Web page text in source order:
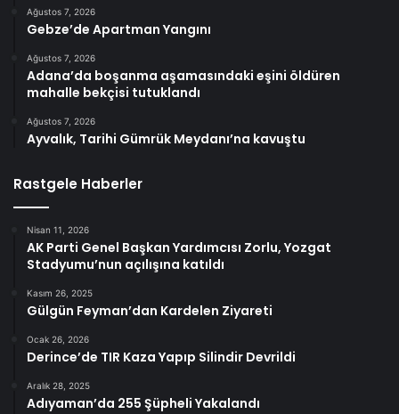
Ağustos 7, 2026
Gebze’de Apartman Yangını
Ağustos 7, 2026
Adana’da boşanma aşamasındaki eşini öldüren
mahalle bekçisi tutuklandı
Ağustos 7, 2026
Ayvalık, Tarihi Gümrük Meydanı’na kavuştu
Rastgele Haberler
Nisan 11, 2026
AK Parti Genel Başkan Yardımcısı Zorlu, Yozgat
Stadyumu’nun açılışına katıldı
Kasım 26, 2025
Gülgün Feyman’dan Kardelen Ziyareti
Ocak 26, 2026
Derince’de TIR Kaza Yapıp Silindir Devrildi
Aralık 28, 2025
Adıyaman’da 255 Şüpheli Yakalandı